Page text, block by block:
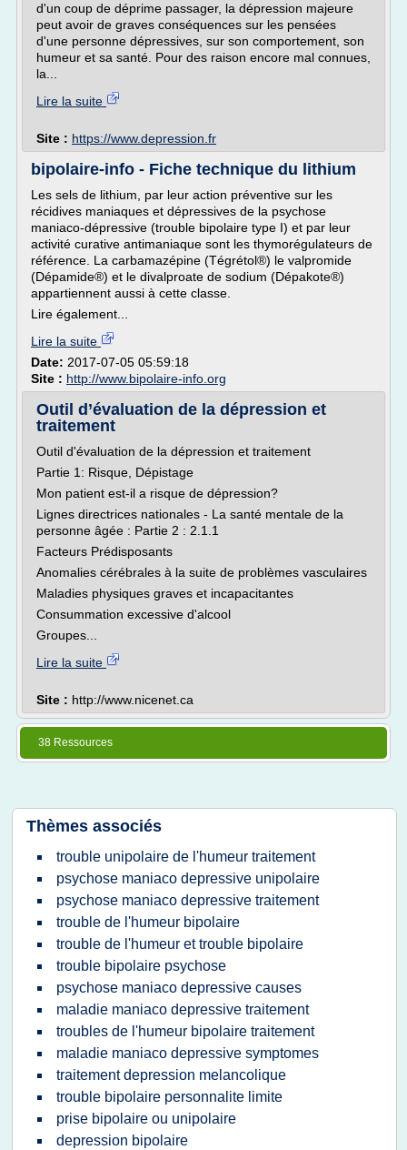
d'un coup de déprime passager, la dépression majeure
peut avoir de graves conséquences sur les pensées
d'une personne dépressives, sur son comportement, son
humeur et sa santé. Pour des raison encore mal connues,
la...
Lire la suite
Site : https://www.depression.fr
bipolaire-info - Fiche technique du lithium
Les sels de lithium, par leur action préventive sur les
récidives maniaques et dépressives de la psychose
maniaco-dépressive (trouble bipolaire type I) et par leur
activité curative antimaniaque sont les thymorégulateurs de
référence. La carbamazépine (Tégrétol®) le valpromide
(Dépamide®) et le divalproate de sodium (Dépakote®)
appartiennent aussi à cette classe.
Lire également...
Lire la suite
Date: 2017-07-05 05:59:18
Site : http://www.bipolaire-info.org
Outil d’évaluation de la dépression et
traitement
Outil d'évaluation de la dépression et traitement
Partie 1: Risque, Dépistage
Mon patient est-il a risque de dépression?
Lignes directrices nationales - La santé mentale de la
personne âgée : Partie 2 : 2.1.1
Facteurs Prédisposants
Anomalies cérébrales à la suite de problèmes vasculaires
Maladies physiques graves et incapacitantes
Consummation excessive d'alcool
Groupes...
Lire la suite
Site : http://www.nicenet.ca
38 Ressources
Thèmes associés
trouble unipolaire de l'humeur traitement
psychose maniaco depressive unipolaire
psychose maniaco depressive traitement
trouble de l'humeur bipolaire
trouble de l'humeur et trouble bipolaire
trouble bipolaire psychose
psychose maniaco depressive causes
maladie maniaco depressive traitement
troubles de l'humeur bipolaire traitement
maladie maniaco depressive symptomes
traitement depression melancolique
trouble bipolaire personnalite limite
prise bipolaire ou unipolaire
depression bipolaire